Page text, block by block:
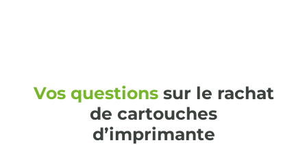
Vos questionssur le rachat
de cartouches
d’imprimante